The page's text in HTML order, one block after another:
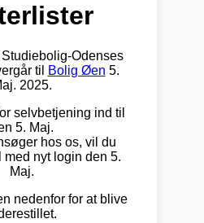
Odenses
til
Bolig Øen 5.
2025.
selvbetjening ind til
5. Maj.
hos os, vil du
med nyt login den 5.
Maj.
nedenfor for at blive